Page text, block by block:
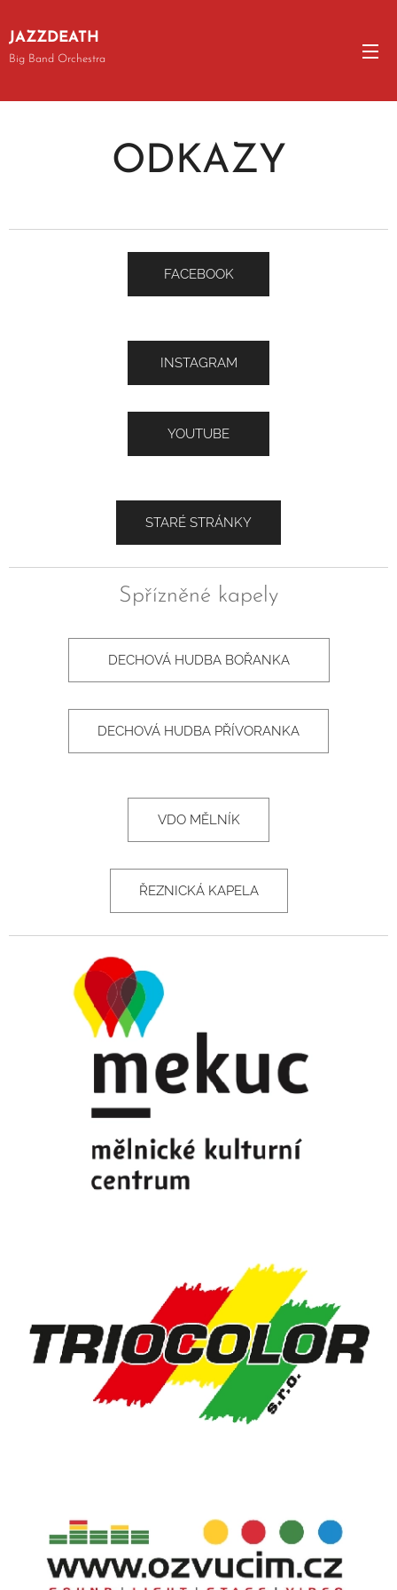
JAZZDEATH
Big Band Orchestra
ODKAZY
FACEBOOK
INSTAGRAM
YOUTUBE
STARÉ STRÁNKY
Spřízněné kapely
DECHOVÁ HUDBA BOŘANKA
DECHOVÁ HUDBA PŘÍVORANKA
VDO MĚLNÍK
ŘEZNICKÁ KAPELA